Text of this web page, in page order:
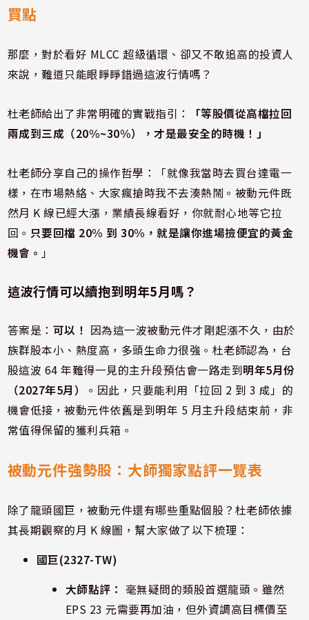
買點
那麼，對於看好 MLCC 超級循環、卻又不敢追高的投資人
來說，難道只能眼睜睜錯過這波行情嗎？
杜老師給出了非常明確的實戰指引：
「等股價從高檔拉回
兩成到三成（20%~30%），才是最安全的時機！」
杜老師分享自己的操作哲學：「就像我當時去買台達電一
樣，在市場熱絡、大家瘋搶時我不去湊熱鬧。被動元件既
然月 K 線已經大漲，業績長線看好，你就耐心地等它拉
回。 只要回檔 20% 到 30%，就是讓你進場撿便宜的黃金
機會。 」
這波行情可以續抱到明年5月嗎？
答案是： 可以！ 因為這一波被動元件才剛起漲不久，由於
族群股本小、熱度高，多頭生命力很強。杜老師認為，台
股這波 64 年難得一見的主升段預估會一路走到明年5月份
（2027年5月）
。因此，只要能利用「拉回 2 到 3 成」的
機會低接，被動元件依舊是到明年 5 月主升段結束前，非
常值得保留的獲利兵箱。
被動元件強勢股：大師獨家點評一覽表
除了龍頭國巨，被動元件還有哪些重點個股？杜老師依據
其長期觀察的月 K 線圖，幫大家做了以下梳理：
國巨(2327-TW)
大師點評： 毫無疑問的類股首選龍頭。雖然
EPS 23 元需要再加油，但外資調高目標價至